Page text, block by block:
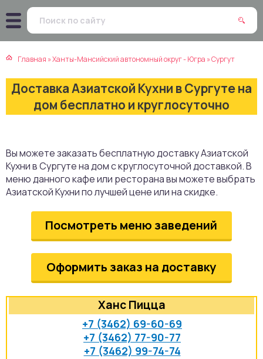
Главная »Ханты-Мансийский автономный округ - Югра »Сургут
Доставка Азиатской Кухни в Сургуте на
дом бесплатно и круглосуточно
Вы можете заказать бесплатную доставку Азиатской
Кухни в Сургуте на дом с круглосуточной доставкой. В
меню данного кафе или ресторана вы можете выбрать
Азиатской Кухни по лучшей цене или на скидке.
Посмотреть меню заведений
Оформить заказ на доставку
Ханс Пицца
+7 (3462) 69-60-69
+7 (3462) 77-90-77
+7 (3462) 99-74-74
кухня
кухня
кухня